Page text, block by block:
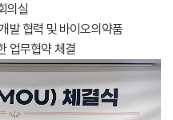
의실
발 협력 및 바이오의약품
업무협약 체결